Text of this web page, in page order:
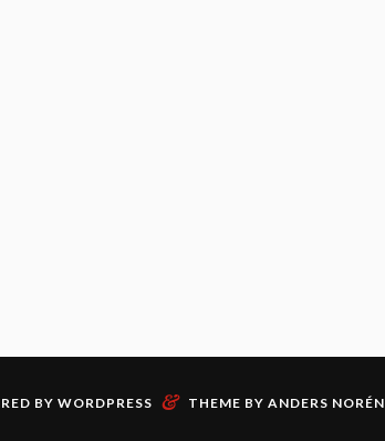
BY WORDPRESS & THEME BY ANDERS NORÉN